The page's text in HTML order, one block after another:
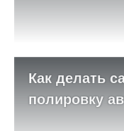
Как делать
полировку